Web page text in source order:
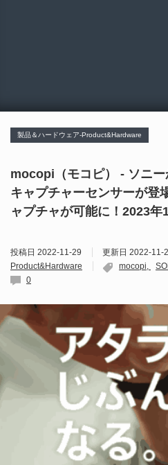
製品＆ハードウェア-Product&Hardware
mocopi（モコピ） - ソニ
キャプチャーセンサーが登
ャプチャが可能に！2023年
投稿日 2022-11-29 更新日 2022-11-
Product&Hardware
mocopi
0